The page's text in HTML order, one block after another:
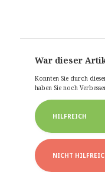
War dieser
Konnten Sie durch
haben Sie noch
HILFREICH
NICHT